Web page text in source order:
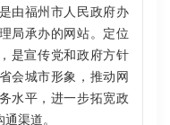
福州市人民政府办
局承办的网站。定位
是宣传党和政府方针
会城市形象，推动网
水平，进一步拓宽政
渠道。